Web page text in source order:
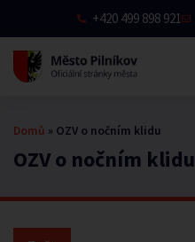
+420 499 898 921
OZV o nočním klidu
Domů » OZV o nočním klidu